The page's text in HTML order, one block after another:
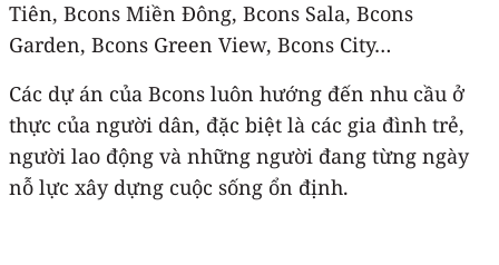
Tiên, Bcons Miền Đông, Bcons Sala, Bcons
Garden, Bcons Green View, Bcons City…
Các dự án của Bcons luôn hướng đến nhu cầu ở
thực của người dân, đặc biệt là các gia đình trẻ,
người lao động và những người đang từng ngày
nỗ lực xây dựng cuộc sống ổn định.